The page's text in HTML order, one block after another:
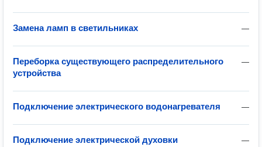
—
Замена ламп в светильниках
—
Переборка существующего распределительного
устройства
—
Подключение электрического водонагревателя
—
Подключение электрической духовки